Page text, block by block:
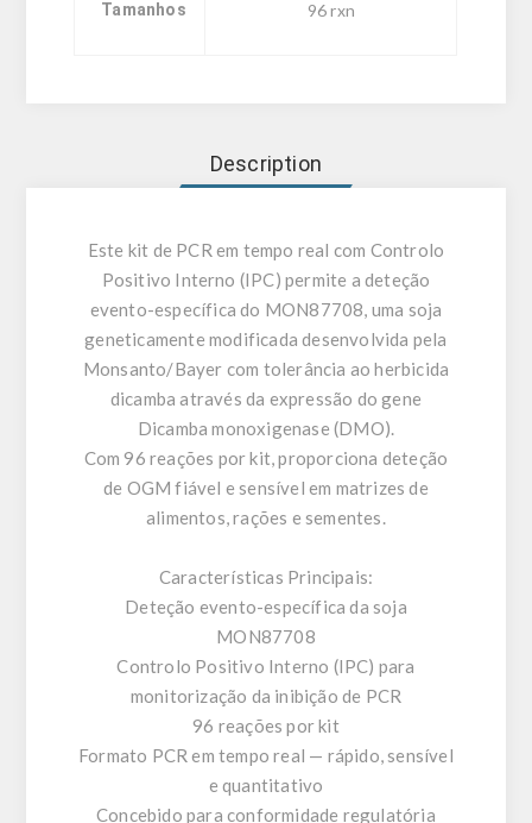
Tamanhos 96 rxn
Description
Este kit de PCR em tempo real com Controlo
Positivo Interno (IPC) permite a deteção
evento-específica do MON87708, uma soja
geneticamente modificada desenvolvida pela
Monsanto/Bayer com tolerância ao herbicida
dicamba através da expressão do gene
Dicamba monoxigenase (DMO).
Com 96 reações por kit, proporciona deteção
de OGM fiável e sensível em matrizes de
alimentos, rações e sementes.
Características Principais:
Deteção evento-específica da soja
MON87708
Controlo Positivo Interno (IPC) para
monitorização da inibição de PCR
96 reações por kit
Formato PCR em tempo real — rápido, sensível
e quantitativo
Concebido para conformidade regulatória